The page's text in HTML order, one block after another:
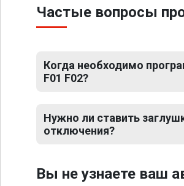
Частые вопросы
Когда необходимо
F01 F02?
Нужно ли ставить
отключения?
Вы не узнаете ваш